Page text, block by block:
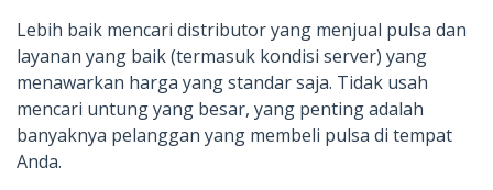
Lebih baik mencari distributor yang menjual pulsa dan
layanan yang baik (termasuk kondisi server) yang
menawarkan harga yang standar saja. Tidak usah
mencari untung yang besar, yang penting adalah
banyaknya pelanggan yang membeli pulsa di tempat
Anda.